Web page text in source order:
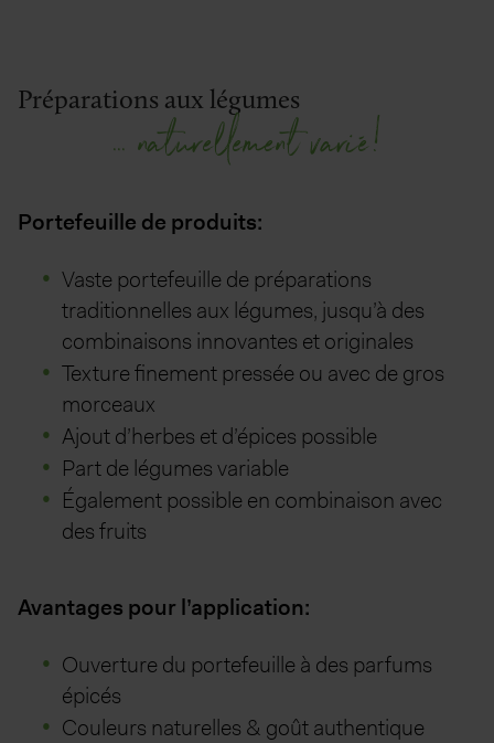
Préparations aux légumes
... naturellement varié!
Portefeuille de produits:
Vaste portefeuille de préparations
traditionnelles aux légumes, jusqu’à des
combinaisons innovantes et originales
Texture finement pressée ou avec de gros
morceaux
Ajout d’herbes et d’épices possible
Part de légumes variable
Également possible en combinaison avec
des fruits
Avantages pour l’application:
Ouverture du portefeuille à des parfums
épicés
Couleurs naturelles & goût authentique